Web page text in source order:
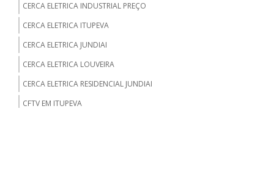
CERCA ELETRICA INDUSTRIAL PREÇO
CERCA ELETRICA ITUPEVA
CERCA ELETRICA JUNDIAI
CERCA ELETRICA LOUVEIRA
CERCA ELETRICA RESIDENCIAL JUNDIAI
CFTV EM ITUPEVA